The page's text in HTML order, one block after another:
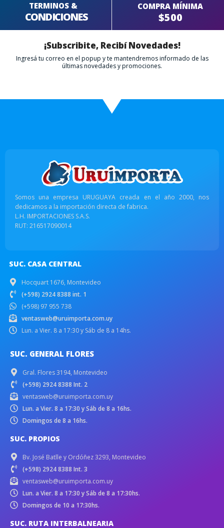
TERMINOS &
CONDICIONES
COMPRA MÍNIMA
$500
¡Subscribite, Recibí Novedades!
Ingresá tu correo en el popup y te mantendremos informado de las
últimas novedades y promociones.
Somos una empresa URUGUAYA creada en el año 2000, nos
dedicamos a la importación directa de fabrica.
L.H. IMPORTACIONES S.A.S.
RUT: 216517090014
SUC. CASA CENTRAL
Hocquart 1676, Montevideo
(+598) 2924 8388 int. 1
(+598) 97 955 738
ventasweb@uruimporta.com.uy
Lun. a Vier. 8 a 17:30 y Sáb de 8 a 14hs.
SUC. GENERAL FLORES
Gral. Flores 3194, Montevideo
(+598) 2924 8388 Int. 2
ventasweb@uruimporta.com.uy
Lun. a Vier. 8 a 17:30 y Sáb de 8 a 16hs.
Domingos de 8 a 16hs.
SUC. PROPIOS
Bv. José Batlle y Ordóñez 3293, Montevideo
(+598) 2924 8388 Int. 3
ventasweb@uruimporta.com.uy
Lun. a Vier. 8 a 17:30 y Sáb de 8 a 17:30hs.
Domingos de 10 a 17:30hs.
SUC. RUTA INTERBALNEARIA